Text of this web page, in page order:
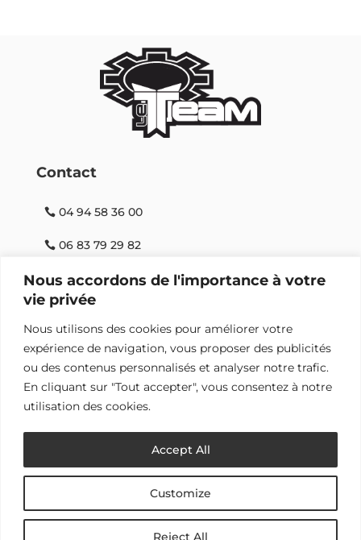
Nous accordons de l'importance à votre
vie privée
Nous utilisons des cookies pour améliorer votre
expérience de navigation, vous proposer des publicités
ou des contenus personnalisés et analyser notre trafic.
En cliquant sur "Tout accepter", vous consentez à notre
utilisation des cookies.
Customize
Reject All
Accept All
Contact
04 94 58 36 00
06 83 79 29 82
contact@velo-porquerolles.com
Useful links
Legal notice
Privacy policy
Site map